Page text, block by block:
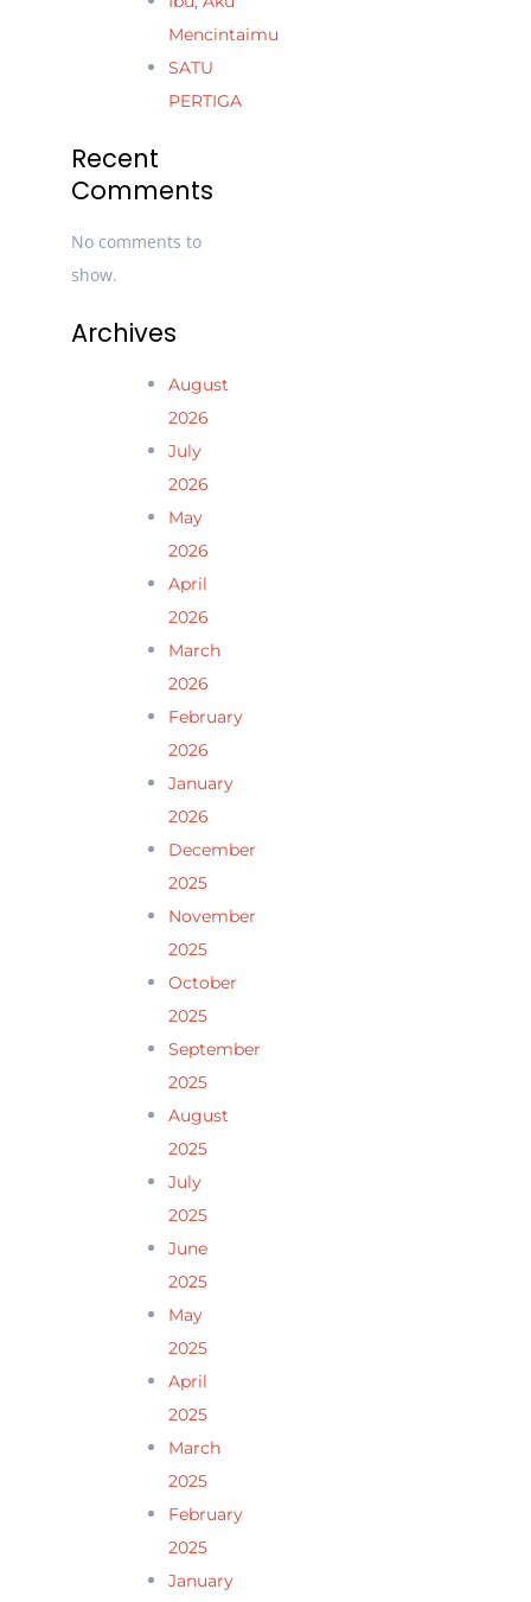
Mencintaimu
SATU
PERTIGA
Recent
Comments
No comments to
show.
Archives
August
2026
July
2026
May
2026
April
2026
March
2026
February
2026
January
2026
December
2025
November
2025
October
2025
September
2025
August
2025
July
2025
June
2025
May
2025
April
2025
March
2025
February
2025
January